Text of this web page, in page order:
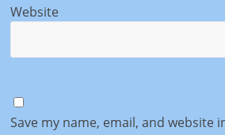
Website
Save my name, email, and website